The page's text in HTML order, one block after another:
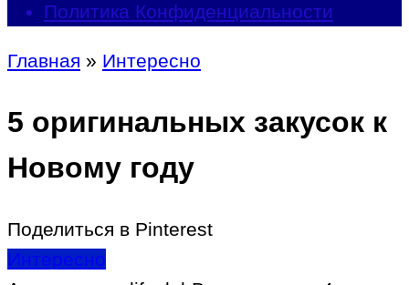
Политика Конфиденциальности
Главная » Интересно
5 оригинальных закусок к
Новому году
Поделиться в Pinterest
Интересно